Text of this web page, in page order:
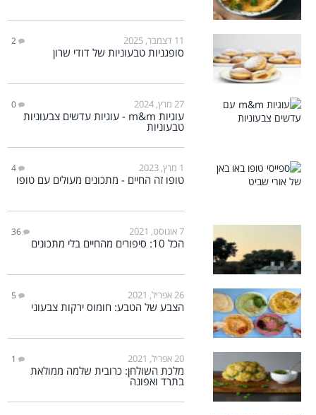
11 דצמבר, 2025 2
סופגניות טבעוניות של דודי שרון
27 מרץ, 2024 0
עוגיות m&m - עוגיות עדשים צבעוניות
טבעוניות
1 מרץ, 2023 4
טופו זה החיים - מתכונים מעולים עם טופו
7 אוגוסט, 2021 36
הכל 10: סיפורים מהחיים בלי מתכונים
26 אפריל, 2021 5
הצבע של הטבע: חומוס ירקות צבעוני
20 אפריל, 2021 1
מלכת השולחן: כרובית שלמה ממולאת
בתרד ואפונה